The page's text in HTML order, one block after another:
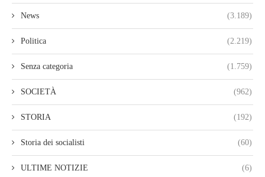
News (3.189)
Politica (2.219)
Senza categoria (1.759)
SOCIETÀ (962)
STORIA (192)
Storia dei socialisti (60)
ULTIME NOTIZIE (6)